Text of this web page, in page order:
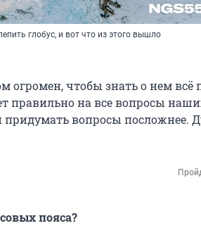
глобус, и вот что из этого вышло
чтобы знать о нем всё
правильно на все вопросы
вопросы посложнее.
пояса?